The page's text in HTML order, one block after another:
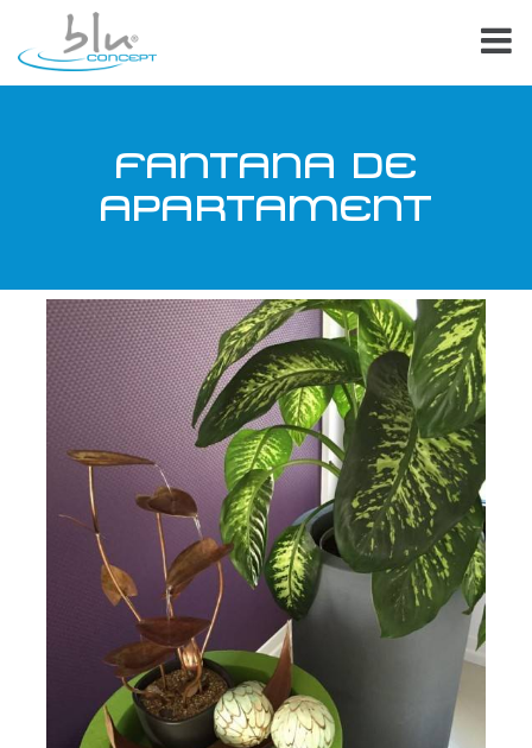
FANTANA DE
APARTAMENT